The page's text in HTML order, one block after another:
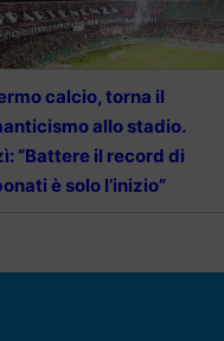
calcio, torna il
allo stadio.
“Battere il record di
è solo l’inizio”